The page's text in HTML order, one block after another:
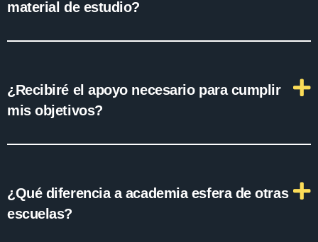
material de estudio?
¿Recibiré el apoyo necesario para cumplir
mis objetivos?
¿Qué diferencia a academia esfera de otras
escuelas?